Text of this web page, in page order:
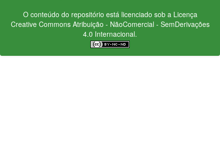
O conteúdo do repositório está licenciado sob a Licença
Creative CommonsAtribuição - NãoComercial - SemDerivações
4.0 Internacional.